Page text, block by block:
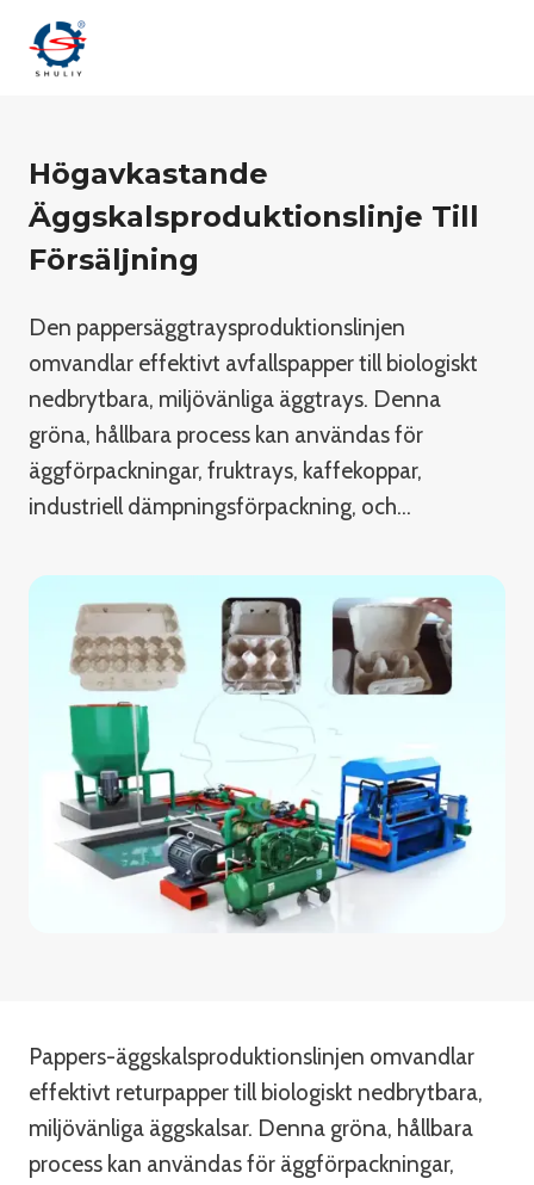
Högavkastande
Äggskalsproduktionslinje Till
Försäljning
Den pappersäggtraysproduktionslinjen
omvandlar effektivt avfallspapper till biologiskt
nedbrytbara, miljövänliga äggtrays. Denna
gröna, hållbara process kan användas för
äggförpackningar, fruktrays, kaffekoppar,
industriell dämpningsförpackning, och…
Pappers-äggskalsproduktionslinjen omvandlar
effektivt returpapper till biologiskt nedbrytbara,
miljövänliga äggskalsar. Denna gröna, hållbara
process kan användas för äggförpackningar,